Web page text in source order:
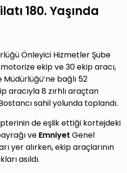
180. Yaşında
Önleyici Hizmetler Şube
ekip ve 30 ekip aracı,
bağlı 52
aracıyla 8 zırhlı araçtan
sahil yolunda toplandı.
de eşlik ettiği kortejdeki
ve Emniyet Genel
yer alırken, ekip araçlarının
asıldı.